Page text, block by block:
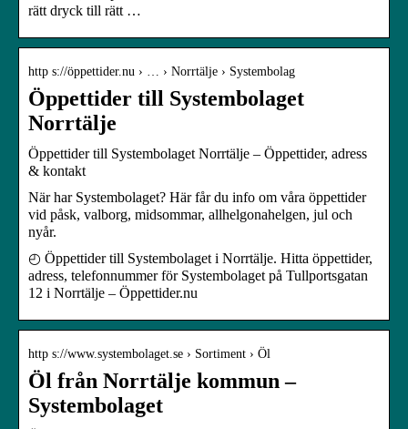
rätt dryck till rätt …
http s://öppettider.nu › … › Norrtälje › Systembolag
Öppettider till Systembolaget
Norrtälje
Öppettider till Systembolaget Norrtälje – Öppettider, adress
& kontakt
När har Systembolaget? Här får du info om våra öppettider
vid påsk, valborg, midsommar, allhelgonahelgen, jul och
nyår.
◴ Öppettider till Systembolaget i Norrtälje. Hitta öppettider,
adress, telefonnummer för Systembolaget på Tullportsgatan
12 i Norrtälje – Öppettider.nu
http s://www.systembolaget.se › Sortiment › Öl
Öl från Norrtälje kommun –
Systembolaget